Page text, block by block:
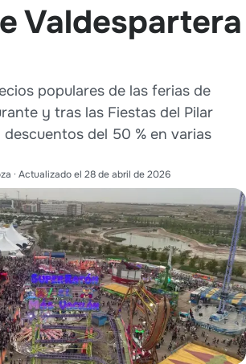
Valdespartera
populares de las ferias de
y tras las Fiestas del Pilar
descuentos del 50 % en varias
· Actualizado el 28 de abril de 2026